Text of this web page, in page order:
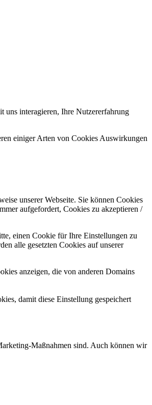
uns interagieren, Ihre Nutzererfahrung
einiger Arten von Cookies Auswirkungen
unserer Webseite. Sie können Cookies
aufgefordert, Cookies zu akzeptieren /
einen Cookie für Ihre Einstellungen zu
alle gesetzten Cookies auf unserer
anzeigen, die von anderen Domains
damit diese Einstellung gespeichert
Maßnahmen sind. Auch können wir